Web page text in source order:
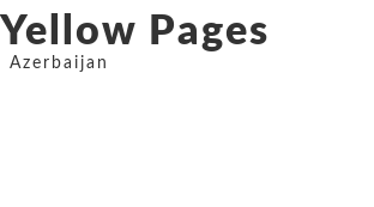
Yellow Pages
Azerbaijan